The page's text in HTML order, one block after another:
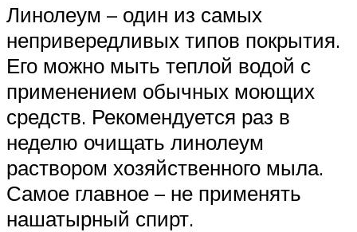
Линолеум – один из самых
непривередливых типов покрытия.
Его можно мыть теплой водой с
применением обычных моющих
средств. Рекомендуется раз в
неделю очищать линолеум
раствором хозяйственного мыла.
Самое главное – не применять
нашатырный спирт.